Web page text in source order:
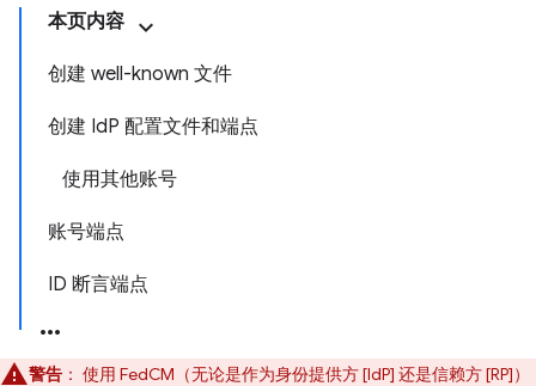
本页内容
创建 well-known 文件
创建 IdP 配置文件和端点
使用其他账号
账号端点
ID 断言端点
警告 ： 使用 FedCM（无论是作为身份提供方 [IdP] 还是信赖方 [RP]）